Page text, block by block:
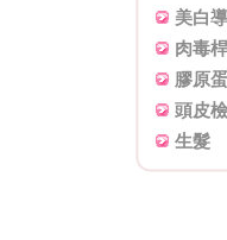
美白
肉毒
膠原
頭皮
生髮